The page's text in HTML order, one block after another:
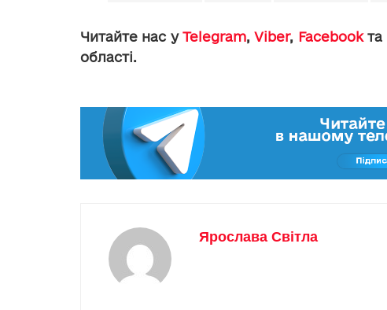
Читайте нас уTelegram,Viber, Facebookта
області.
Ярослава Світла